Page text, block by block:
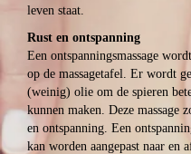
leven staat.
Rust en ontspanning
Een ontspanningsmassage
op de massagetafel. Er wordt
(weinig) olie om de spieren
kunnen maken. Deze massage
en ontspanning. Een
kan worden aangepast naar en